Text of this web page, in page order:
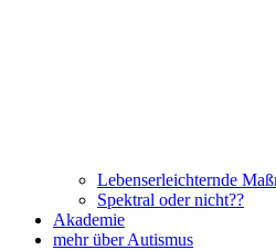
Lebenserleichternde
Spektral oder nicht??
Akademie
mehr über Autismus